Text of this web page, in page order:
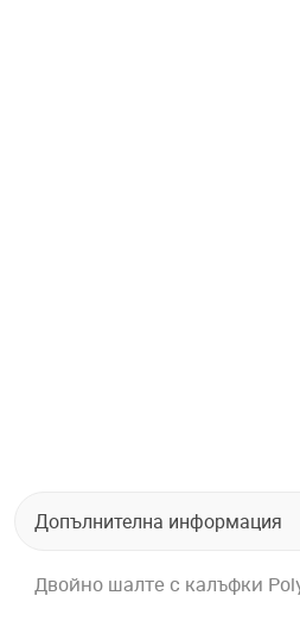
Допълнителна информация
Двойно шалте с калъфки